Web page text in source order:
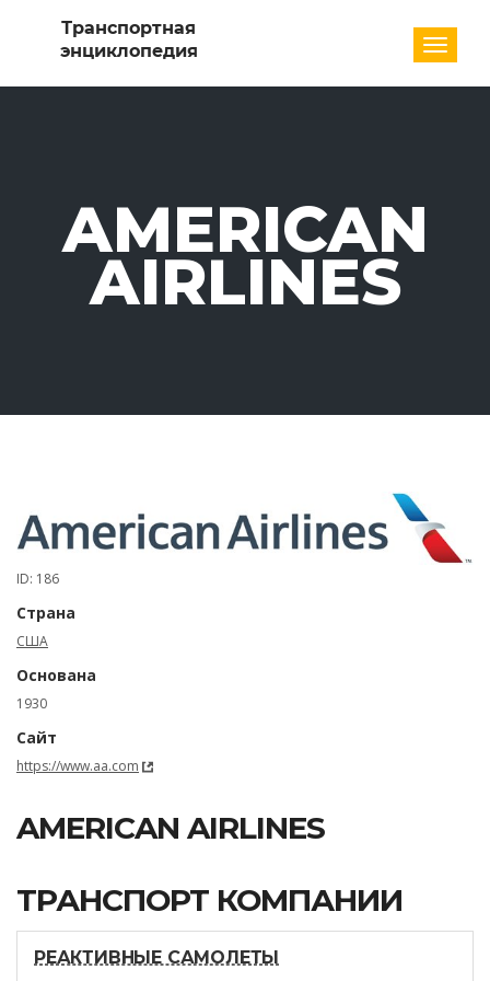
AMERICAN
AIRLINES
ID: 186
Страна
США
Основана
1930
Сайт
https://www.aa.com
AMERICAN AIRLINES
ТРАНСПОРТ КОМПАНИИ
РЕАКТИВНЫЕ САМОЛЕТЫ